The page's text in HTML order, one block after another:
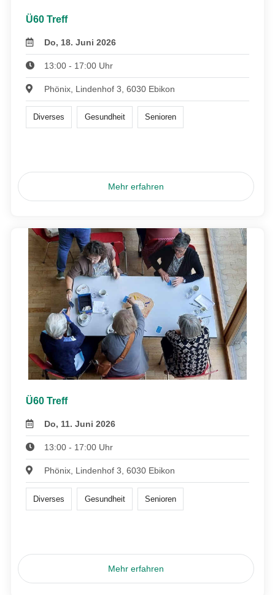
Ü60 Treff
Do, 18. Juni 2026
13:00 - 17:00 Uhr
Phönix, Lindenhof 3, 6030 Ebikon
Diverses Gesundheit Senioren
Mehr erfahren
Ü60 Treff
Do, 11. Juni 2026
13:00 - 17:00 Uhr
Phönix, Lindenhof 3, 6030 Ebikon
Diverses Gesundheit Senioren
Mehr erfahren